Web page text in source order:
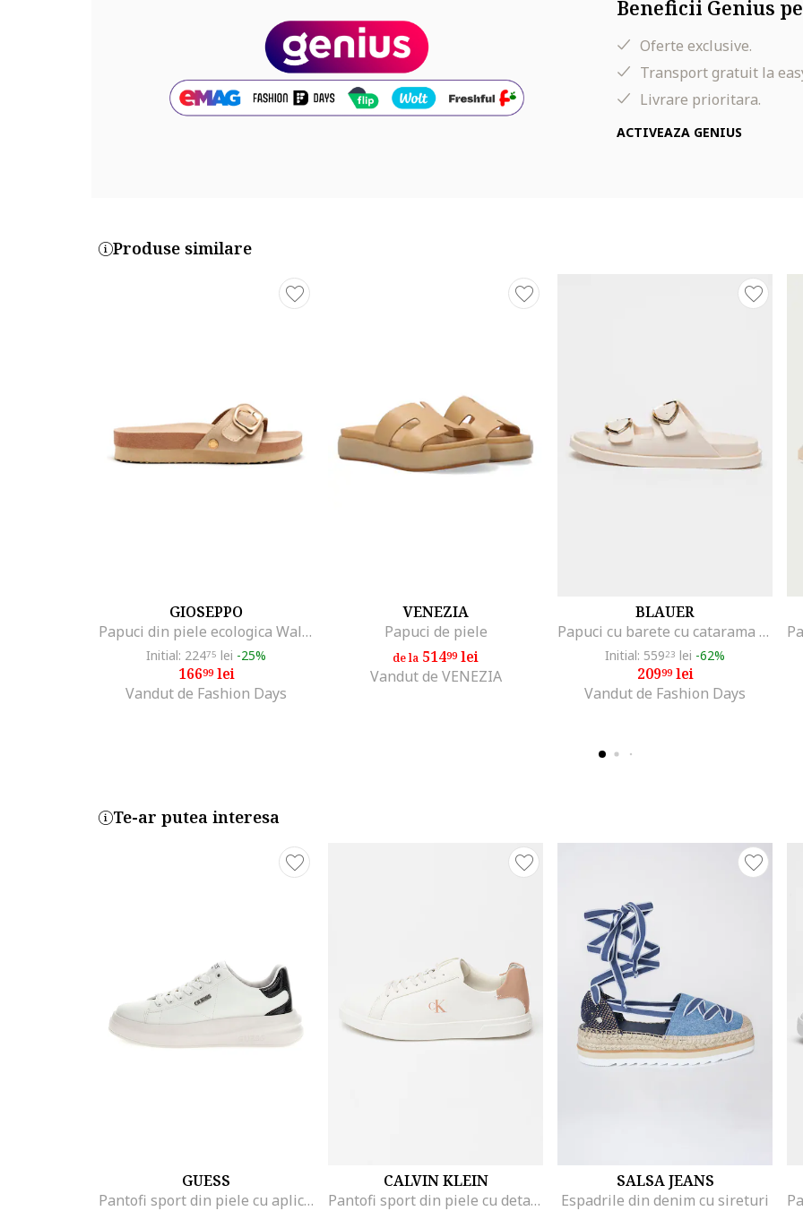
FW0FW07935-ACR
Beneficii Genius
Oferte exclusive.
Transport gratuit la
Livrare prioritara.
ACTIVEAZA GENIUS
Produse similare
GIOSEPPO
Papuci din piele ecologica Walpole, Auriu
Initial: 22475 lei -25%
16699lei
Vandut de Fashion Days
VENEZIA
Papuci de piele
de la 51499lei
Vandut de VENEZIA
BLAUER
Papuci cu barete cu catarama Glade, Auriu/Crem
Initial: 55923 lei -62%
20999lei
Vandut de Fashion Days
Te-ar putea interesa
GUESS
Pantofi sport din piele cu aplicatie logo, Alb/Negru
CALVIN KLEIN
Pantofi sport din piele cu detaliu logo, Caramel/Alb murdar
SALSA JEANS
Espadrile din denim cu sireturi